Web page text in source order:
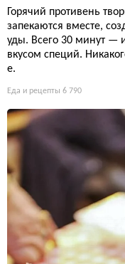
Горячий противень
запекаются вместе,
уды. Всего 30 минут —
вкусом специй.
е.
Еда и рецепты 6 790